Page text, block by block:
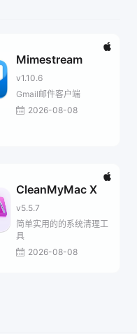
Mimestream
v1.10.6
Gmail邮件客户端
2026-08-08
CleanMyMac X
v5.5.7
简单实用的的系统清理工
具
2026-08-08